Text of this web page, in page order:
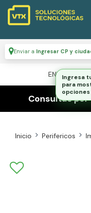
Enviar a Ingresar CP y
ENVÍO
Consultas por
Inicio Perifericos
Ingresa
para